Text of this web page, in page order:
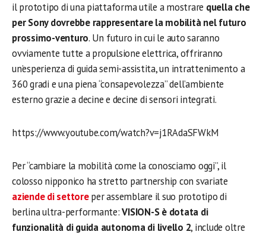
il prototipo di una piattaforma utile a mostrare quella che
per Sony dovrebbe rappresentare la mobilità nel futuro
prossimo-venturo. Un futuro in cui le auto saranno
ovviamente tutte a propulsione elettrica, offriranno
un’esperienza di guida semi-assistita, un intrattenimento a
360 gradi e una piena “consapevolezza” dell’ambiente
esterno grazie a decine e decine di sensori integrati.
https://www.youtube.com/watch?v=j1RAdaSFWkM
Per “cambiare la mobilità come la conosciamo oggi”, il
colosso nipponico ha stretto partnership con svariate
aziende di settoreper assemblare il suo prototipo di
berlina ultra-performante:VISION-S è dotata di
funzionalità di guida autonoma di livello 2, include oltre